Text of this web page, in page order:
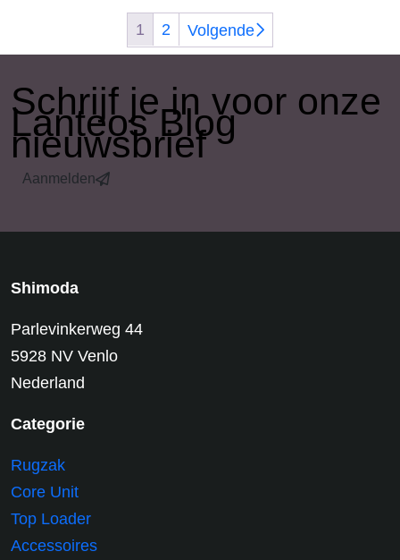
1 2 Volgende
​Schrijf je in voor onze
Lanteos Blog
nieuwsbrief
Aanmelden
Shimoda
Parlevinkerweg 44
5928 NV Venlo
Nederland
Categorie
Rugzak
Core Unit
Top Loader
Accessoires